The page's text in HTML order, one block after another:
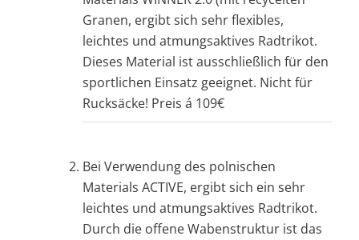
Granen, ergibt sich sehr flexibles,
leichtes und atmungsaktives Radtrikot.
Dieses Material ist ausschließlich für den
sportlichen Einsatz geeignet. Nicht für
Rucksäcke! Preis á 109€
Bei Verwendung des polnischen
Materials ACTIVE, ergibt sich ein sehr
leichtes und atmungsaktives Radtrikot.
Durch die offene Wabenstruktur ist das